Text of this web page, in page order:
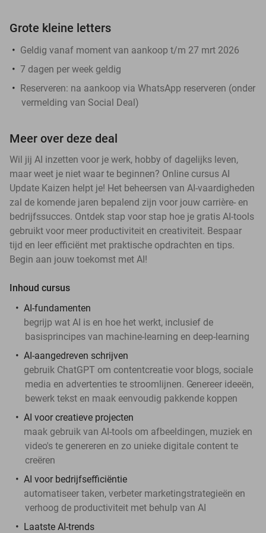
Grote kleine letters
Geldig vanaf moment van aankoop t/m 27 mrt 2026
7 dagen per week geldig
Reserveren: na aankoop via WhatsApp reserveren (onder
vermelding van Social Deal)
Meer over deze deal
Wil jij AI inzetten voor je werk, hobby of dagelijks leven,
maar weet je niet waar te beginnen? Online cursus AI
Update Kaizen helpt je! Het beheersen van AI-vaardigheden
zal de komende jaren bepalend zijn voor jouw carrière- en
bedrijfssucces. Ontdek stap voor stap hoe je gratis AI-tools
gebruikt voor meer productiviteit en creativiteit. Bespaar
tijd en leer efficiënt met praktische opdrachten en tips.
Begin aan jouw toekomst met AI!
Inhoud cursus
AI-fundamenten
begrijp wat AI is en hoe het werkt, inclusief de
basisprincipes van machine-learning en deep-learning
AI-aangedreven schrijven
gebruik ChatGPT om contentcreatie voor blogs, sociale
media en advertenties te stroomlijnen. Genereer ideeën,
bewerk tekst en maak eenvoudig pakkende koppen
AI voor creatieve projecten
maak gebruik van AI-tools om afbeeldingen, muziek en
video's te genereren en zo unieke digitale content te
creëren
AI voor bedrijfsefficiëntie
automatiseer taken, verbeter marketingstrategieën en
verhoog de productiviteit met behulp van AI
Laatste AI-trends